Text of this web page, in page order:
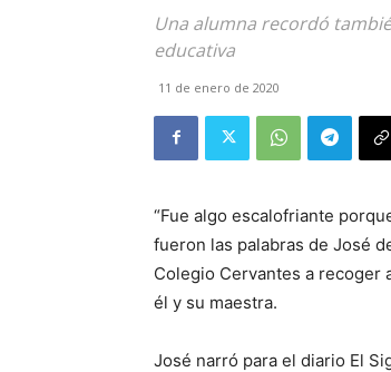
Una alumna recordó
educativa
11 de enero de 2020
“Fue algo escalofriante
fueron las palabras de José
Colegio Cervantes a recoger
él y su maestra.
José narró para el diario El